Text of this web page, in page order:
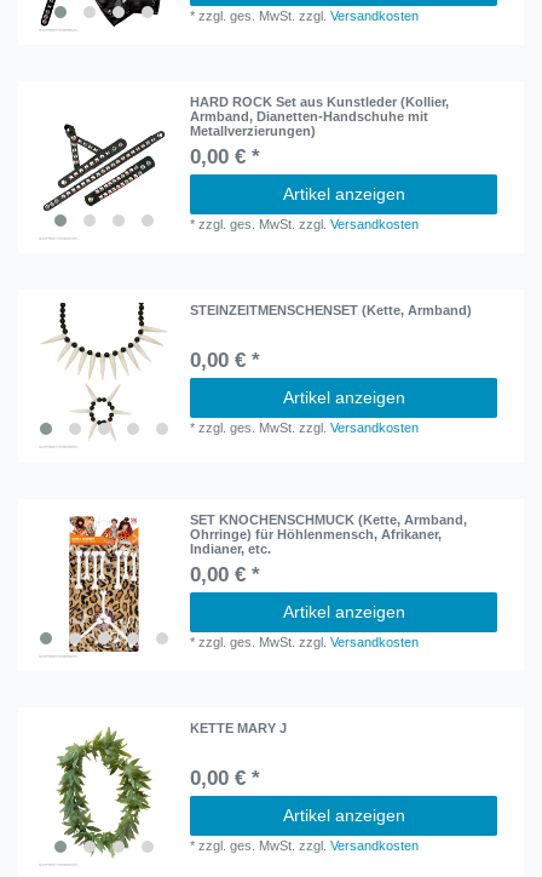
*zzgl. ges. MwSt. zzgl.Versandkosten
HARD ROCK Set aus Kunstleder (Kollier,
Armband, Dianetten-Handschuhe mit
Metallverzierungen)
0,00 € *
Artikel anzeigen
*zzgl. ges. MwSt. zzgl.Versandkosten
STEINZEITMENSCHENSET (Kette, Armband)
0,00 € *
Artikel anzeigen
*zzgl. ges. MwSt. zzgl.Versandkosten
SET KNOCHENSCHMUCK (Kette, Armband,
Ohrringe) für Höhlenmensch, Afrikaner,
Indianer, etc.
0,00 € *
Artikel anzeigen
*zzgl. ges. MwSt. zzgl.Versandkosten
KETTE MARY J
0,00 € *
Artikel anzeigen
*zzgl. ges. MwSt. zzgl.Versandkosten